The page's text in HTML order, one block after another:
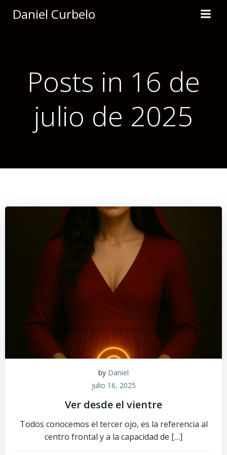
Daniel Curbelo
Posts in 16 de
julio de 2025
by Daniel
julio 16, 2025
Ver desde el vientre
Todos conocemos el tercer ojo, es la referencia al
centro frontal y a la capacidad de […]